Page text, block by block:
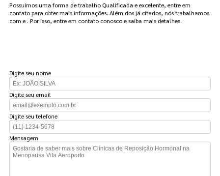
Possuímos uma forma de trabalho Qualificada e excelente, entre em
contato para obter mais informações. Além dos já citados, nós trabalhamos
com e . Por isso, entre em contato conosco e saiba mais detalhes.
Digite seu nome
Digite seu email
Digite seu telefone
Mensagem